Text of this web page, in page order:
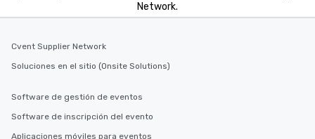
Network.
Cvent Supplier Network
Soluciones en el sitio (Onsite Solutions)
Software de gestión de eventos
Software de inscripción del evento
Aplicaciones móviles para eventos